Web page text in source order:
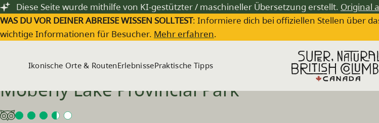
Zum Hauptinhalt springen
Diese Seite wurde mithilfe von KI-gestützter / maschineller Übersetzung erstellt. Original
WAS DU VOR DEINER ABREISE WISSEN SOLLTEST: Informiere dich bei offiziellen Stellen über
wichtige Informationen für Besucher. Mehr erfahren.
Ikonische Orte & RoutenErlebnissePraktische Tipps
Moberly Lake Provincial Park